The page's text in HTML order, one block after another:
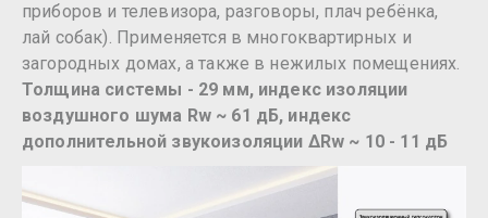
приборов и телевизора, разговоры, плач ребёнка,
лай собак). Применяется в многоквартирных и
загородных домах, а также в нежилых помещениях.
Толщина системы - 29 мм, индекс изоляции
воздушного шума Rw ~ 61 дБ, индекс
дополнительной звукоизоляции ΔRw ~ 10 - 11 дБ